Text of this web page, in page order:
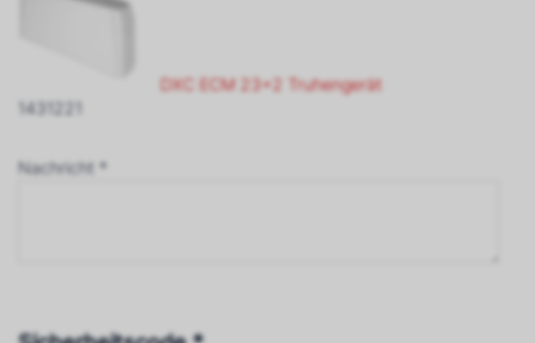
DXC ECM 23+2 Truhengerät
1431221
Nachricht *